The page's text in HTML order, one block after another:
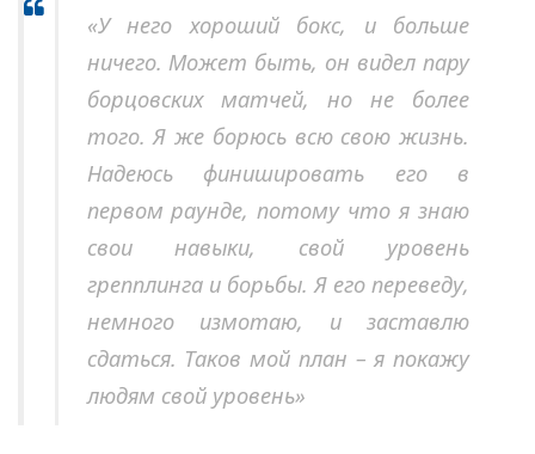
«У него хороший бокс, и больше
ничего. Может быть, он видел пару
борцовских матчей, но не более
того. Я же борюсь всю свою жизнь.
Надеюсь финишировать его в
первом раунде, потому что я знаю
свои навыки, свой уровень
грепплинга и борьбы. Я его переведу,
немного измотаю, и заставлю
сдаться. Таков мой план – я покажу
людям свой уровень»